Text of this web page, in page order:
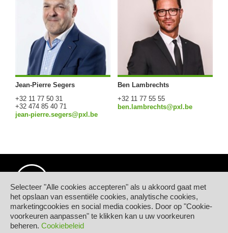
Selecteer "Alle cookies accepteren" als u akkoord gaat met
het opslaan van essentiële cookies, analytische cookies,
marketingcookies en social media cookies. Door op "Cookie-
voorkeuren aanpassen" te klikken kan u uw voorkeuren
beheren. Cookiebeleid
Jean-Pierre Segers
+32 11 77 50 31
+32 474 85 40 71
jean-pierre.segers@pxl.be
Ben Lambrechts
+32 11 77 55 55
ben.lambrechts@pxl.be
© Hogeschool PXL
Elfde-Liniestraat 24
B-3500 HASSELT